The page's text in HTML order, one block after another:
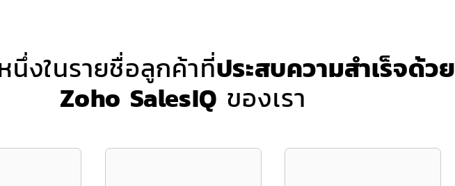
นึ่งในรายชื่อลูกค้าที่ประสบความสำเร็จด้วย
Zoho SalesIQ ของเรา